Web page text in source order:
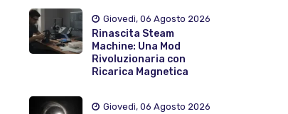
Giovedì, 06 Agosto 2026
Rinascita Steam
Machine: Una Mod
Rivoluzionaria con
Ricarica Magnetica
Giovedì, 06 Agosto 2026